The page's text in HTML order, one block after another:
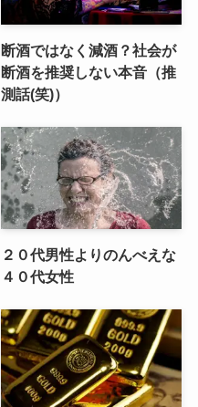
断酒ではなく減酒？社会が
断酒を推奨しない本音（推
測話(笑)）
２０代男性よりのんべえな
４０代女性